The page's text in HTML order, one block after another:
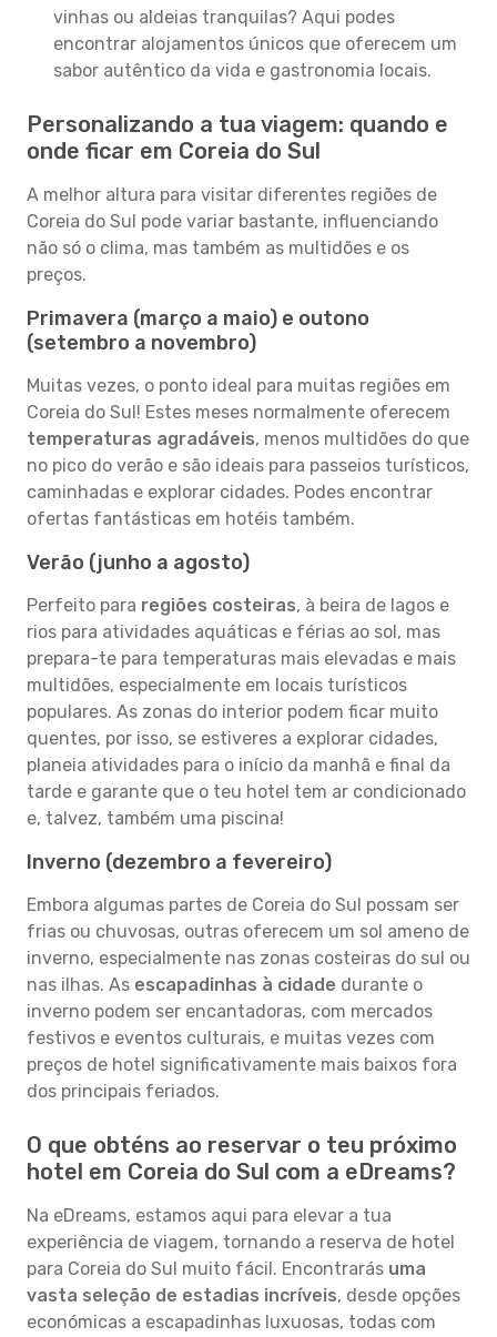
vinhas ou aldeias tranquilas? Aqui podes
encontrar alojamentos únicos que oferecem um
sabor autêntico da vida e gastronomia locais.
Personalizando a tua viagem: quando e
onde ficar em Coreia do Sul
A melhor altura para visitar diferentes regiões de
Coreia do Sul pode variar bastante, influenciando
não só o clima, mas também as multidões e os
preços.
Primavera (março a maio) e outono
(setembro a novembro)
Muitas vezes, o ponto ideal para muitas regiões em
Coreia do Sul! Estes meses normalmente oferecem
temperaturas agradáveis, menos multidões do que
no pico do verão e são ideais para passeios turísticos,
caminhadas e explorar cidades. Podes encontrar
ofertas fantásticas em hotéis também.
Verão (junho a agosto)
Perfeito para regiões costeiras, à beira de lagos e
rios para atividades aquáticas e férias ao sol, mas
prepara-te para temperaturas mais elevadas e mais
multidões, especialmente em locais turísticos
populares. As zonas do interior podem ficar muito
quentes, por isso, se estiveres a explorar cidades,
planeia atividades para o início da manhã e final da
tarde e garante que o teu hotel tem ar condicionado
e, talvez, também uma piscina!
Inverno (dezembro a fevereiro)
Embora algumas partes de Coreia do Sul possam ser
frias ou chuvosas, outras oferecem um sol ameno de
inverno, especialmente nas zonas costeiras do sul ou
nas ilhas. As escapadinhas à cidade durante o
inverno podem ser encantadoras, com mercados
festivos e eventos culturais, e muitas vezes com
preços de hotel significativamente mais baixos fora
dos principais feriados.
O que obténs ao reservar o teu próximo
hotel em Coreia do Sul com a eDreams?
Na eDreams, estamos aqui para elevar a tua
experiência de viagem, tornando a reserva de hotel
para Coreia do Sul muito fácil. Encontrarás uma
vasta seleção de estadias incríveis, desde opções
económicas a escapadinhas luxuosas, todas com